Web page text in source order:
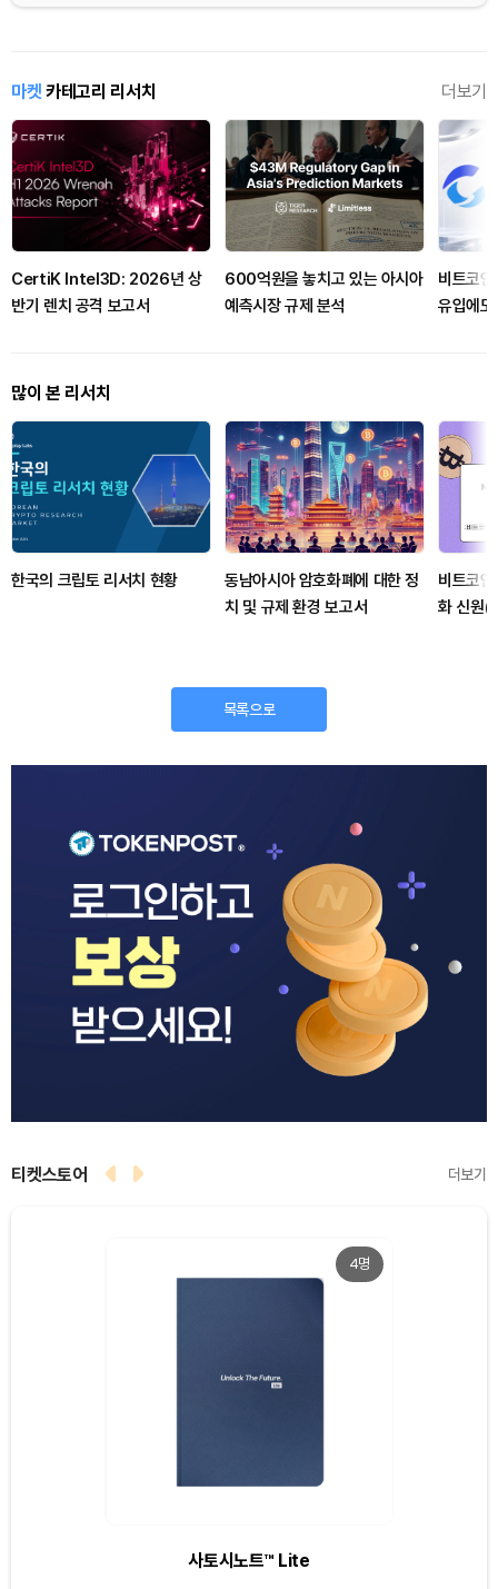
마켓 카테고리 리서치 더보기
CertiK Intel3D: 2026년 상
반기 렌치 공격 보고서
600억원을 놓치고 있는 아시아
예측시장 규제 분석
비트코
유입에
많이 본 리서치
한국의 크립토 리서치 현황
동남아시아 암호화폐에 대한 정
치 및 규제 환경 보고서
비트코
화 신원
목록으로
티켓스토어 더보기
4명
사토시노트™ Lite